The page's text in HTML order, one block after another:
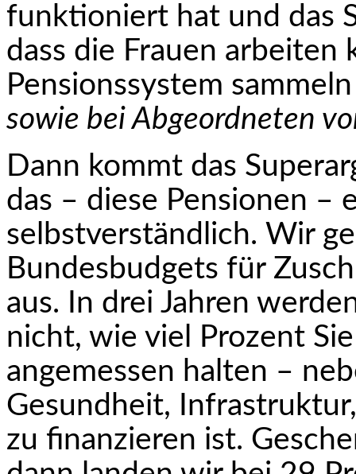
funktioniert hat und das
dass die Frauen
Pensionssystem
sowie bei Abgeordneten
Dann kommt das
das – diese Pensionen –
selbstverständlich. Wir
Bundesbudgets für
aus. In drei Jahren
nicht, wie viel Prozent
angemessen halten –
Gesundheit,
zu finanzieren ist.